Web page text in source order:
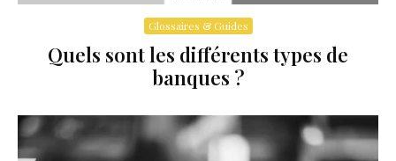
Glossaires & Guides
Quels sont les différents types de
banques ?